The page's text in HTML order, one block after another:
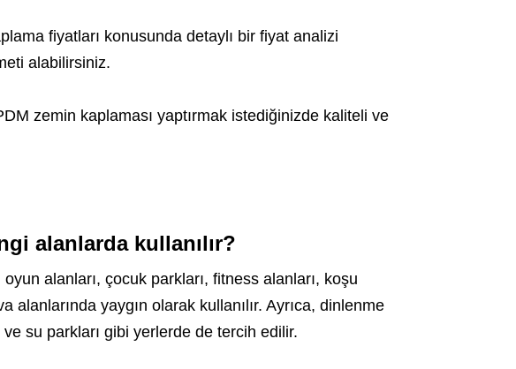
fiyatları konusunda detaylı bir fiyat analizi
alabilirsiniz.
zemin kaplaması yaptırmak istediğinizde kaliteli ve
alanlarda kullanılır?
alanları, çocuk parkları, fitness alanları, koşu
alanlarında yaygın olarak kullanılır. Ayrıca, dinlenme
su parkları gibi yerlerde de tercih edilir.